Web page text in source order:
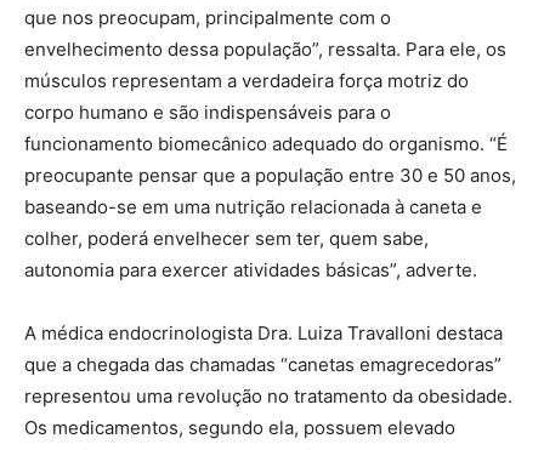
que nos preocupam, principalmente com o
envelhecimento dessa população”, ressalta. Para ele, os
músculos representam a verdadeira força motriz do
corpo humano e são indispensáveis para o
funcionamento biomecânico adequado do organismo. “É
preocupante pensar que a população entre 30 e 50 anos,
baseando-se em uma nutrição relacionada à caneta e
colher, poderá envelhecer sem ter, quem sabe,
autonomia para exercer atividades básicas”, adverte.
A médica endocrinologista Dra. Luiza Travalloni destaca
que a chegada das chamadas “canetas emagrecedoras”
representou uma revolução no tratamento da obesidade.
Os medicamentos, segundo ela, possuem elevado